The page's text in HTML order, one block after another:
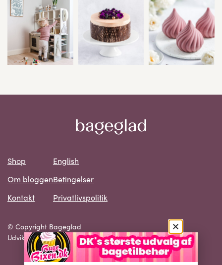
Shop
Om bloggen
Kontakt
English
Betingelser
Privatlivspolitik
© Copyright Bageglad
Udvikling: SMB Solutions ApS